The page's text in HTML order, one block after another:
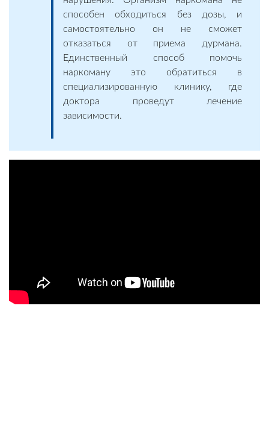
способен обходиться без дозы, и
самостоятельно он не сможет
отказаться от приема дурмана.
Единственный способ помочь
наркоману это обратиться в
специализированную клинику, где
доктора проведут лечение
зависимости.